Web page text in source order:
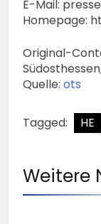
E-Mail:
Homepage:
Original-
Quelle: ots
Tagged: HE
Weitere